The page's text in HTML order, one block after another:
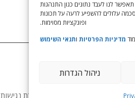
לנו לעבד נתונים כגון התנהגות
עלולים להשפיע לרעה על תכונות
ופונקציות מסוימות.
מדיניות הפרטיות ותנאי השימוש
ניהול הגדרות
הצהרת נגישות